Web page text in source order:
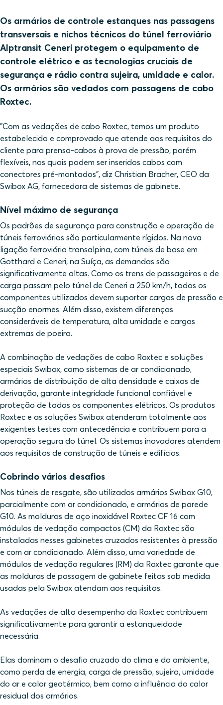
Os armários de controle estanques nas passagens
transversais e nichos técnicos do túnel ferroviário
Alptransit Ceneri protegem o equipamento de
controle elétrico e as tecnologias cruciais de
segurança e rádio contra sujeira, umidade e calor.
Os armários são vedados com passagens de cabo
Roxtec.
"Com as vedações de cabo Roxtec, temos um produto
estabelecido e comprovado que atende aos requisitos do
cliente para prensa-cabos à prova de pressão, porém
flexíveis, nos quais podem ser inseridos cabos com
conectores pré-montados", diz Christian Bracher, CEO da
Swibox AG, fornecedora de sistemas de gabinete.
Nível máximo de segurança
Os padrões de segurança para construção e operação de
túneis ferroviários são particularmente rígidos. Na nova
ligação ferroviária transalpina, com túneis de base em
Gotthard e Ceneri, na Suíça, as demandas são
significativamente altas. Como os trens de passageiros e de
carga passam pelo túnel de Ceneri a 250 km/h, todos os
componentes utilizados devem suportar cargas de pressão e
sucção enormes. Além disso, existem diferenças
consideráveis de temperatura, alta umidade e cargas
extremas de poeira.
A combinação de vedações de cabo Roxtec e soluções
especiais Swibox, como sistemas de ar condicionado,
armários de distribuição de alta densidade e caixas de
derivação, garante integridade funcional confiável e
proteção de todos os componentes elétricos. Os produtos
Roxtec e as soluções Swibox atenderam totalmente aos
exigentes testes com antecedência e contribuem para a
operação segura do túnel. Os sistemas inovadores atendem
aos requisitos de construção de túneis e edifícios.
Cobrindo vários desafios
Nos túneis de resgate, são utilizados armários Swibox G10,
parcialmente com ar condicionado, e armários de parede
G10. As molduras de aço inoxidável Roxtec CF 16 com
módulos de vedação compactos (CM) da Roxtec são
instaladas nesses gabinetes cruzados resistentes à pressão
e com ar condicionado. Além disso, uma variedade de
módulos de vedação regulares (RM) da Roxtec garante que
as molduras de passagem de gabinete feitas sob medida
usadas pela Swibox atendam aos requisitos.
As vedações de alto desempenho da Roxtec contribuem
significativamente para garantir a estanqueidade
necessária.
Elas dominam o desafio cruzado do clima e do ambiente,
como perda de energia, carga de pressão, sujeira, umidade
do ar e calor geotérmico, bem como a influência do calor
residual dos armários.